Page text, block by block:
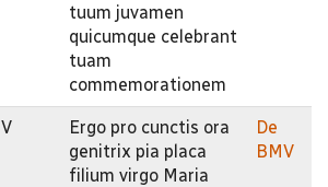
tuum juvamen
quicumque celebrant
tuam
commemorationem
V
Ergo pro cunctis ora
genitrix pia placa
filium virgo Maria
De
BMV